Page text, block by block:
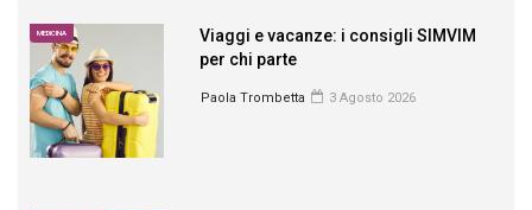
MEDICINA
Viaggi e vacanze: i consigli SIMVIM
per chi parte
Paola Trombetta 3 Agosto 2026